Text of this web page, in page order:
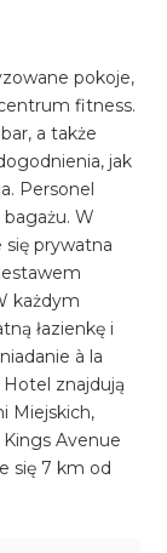
pokoje,
fitness.
a także
jak
Personel
W
się prywatna
każdym
łazienkę i
à la
znajdują
Miejskich,
Avenue
się 7 km od